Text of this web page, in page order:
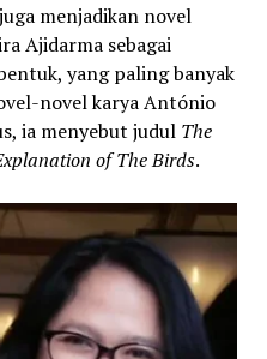
menjadikan novel
Ajidarma sebagai
yang paling banyak
novel karya António
ia menyebut judul The
of The Birds.